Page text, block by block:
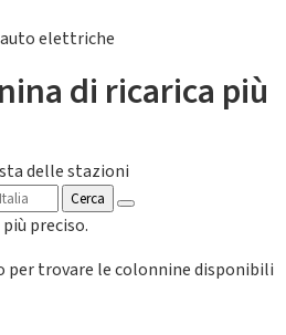
elettriche
di ricarica più
delle stazioni
Cerca
preciso.
per trovare le colonnine disponibili